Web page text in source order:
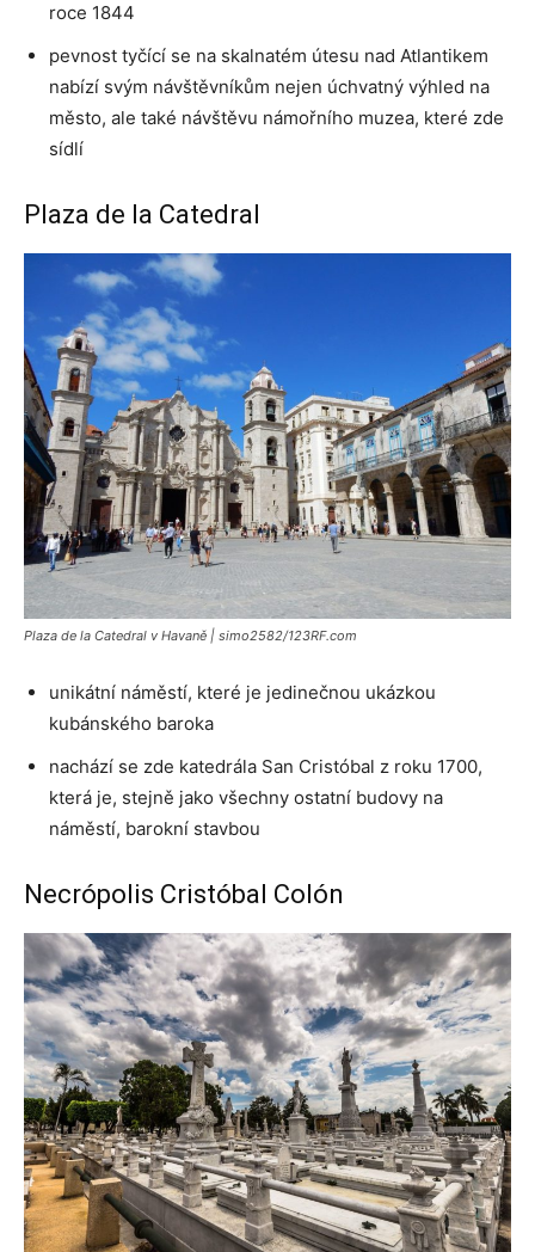
roce 1844
pevnost tyčící se na skalnatém útesu nad Atlantikem
nabízí svým návštěvníkům nejen úchvatný výhled na
město, ale také návštěvu námořního muzea, které zde
sídlí
Plaza de la Catedral
Plaza de la Catedral v Havaně | simo2582/123RF.com
unikátní náměstí, které je jedinečnou ukázkou
kubánského baroka
nachází se zde katedrála San Cristóbal z roku 1700,
která je, stejně jako všechny ostatní budovy na
náměstí, barokní stavbou
Necrópolis Cristóbal Colón